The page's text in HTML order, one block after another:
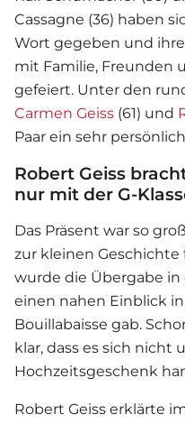
Cassagne (36) haben
Wort gegeben und
mit Familie, Freunden
gefeiert. Unter den
Carmen Geiss (61) und
Paar ein sehr
Robert Geiss
nur mit der G-
Das Präsent war so
zur kleinen Geschichte
wurde die Übergabe in
einen nahen Einblick
Bouillabaisse gab.
klar, dass es sich nicht
Hochzeitsgeschenk
Robert Geiss erklärte